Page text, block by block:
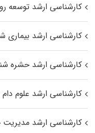
کارشناسی ارشد توسعه
کارشناسی ارشد بیماری‌
کارشناسی ارشد حشره‌
کارشناسی ارشد علوم
کارشناسی ارشد